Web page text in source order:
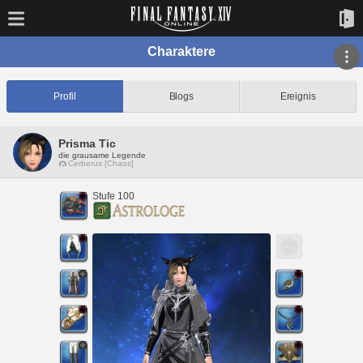
Charaktere
Profil Blogs Ereignis
Prisma Tic
die grausame Legende
Cerberus [Chaos]
Stufe 100